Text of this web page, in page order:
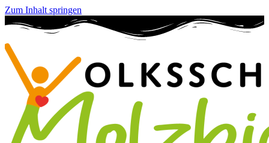
Zum Inhalt springen